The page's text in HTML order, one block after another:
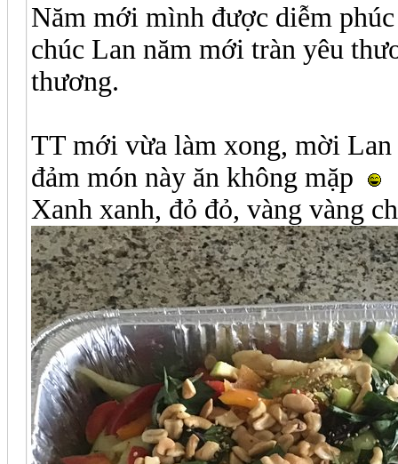
Năm mới mình được diễm
chúc Lan năm mới tràn yêu
thương.
TT mới vừa làm xong, mời Lan
đảm món này ăn không mặp
Xanh xanh, đỏ đỏ, vàng vàng